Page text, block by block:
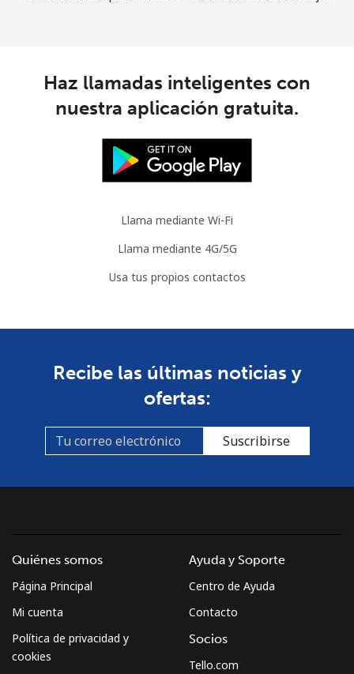
Haz llamadas inteligentes con
nuestra aplicación gratuita.
Llama mediante Wi-Fi
Llama mediante 4G/5G
Usa tus propios contactos
Recibe las últimas noticias y
ofertas:
Suscribirse
Quiénes somos
Página Principal
Mi cuenta
Política de privacidad y
cookies
Ayuda y Soporte
Centro de Ayuda
Contacto
Socios
Tello.com